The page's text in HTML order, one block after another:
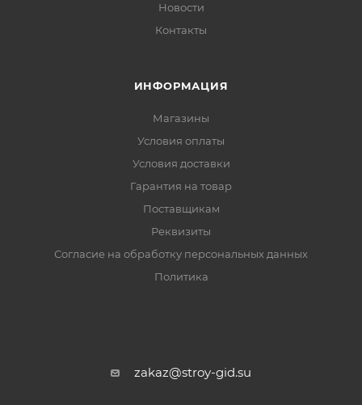
Новости
Контакты
ИНФОРМАЦИЯ
Магазины
Условия оплаты
Условия доставки
Гарантия на товар
Поставщикам
Реквизиты
Согласие на обработку персональных данных
Политика
zakaz@stroy-gid.su